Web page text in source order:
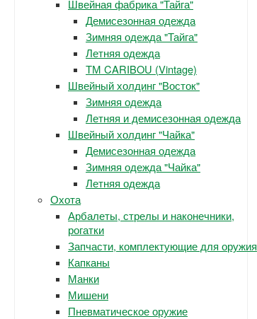
Швейная фабрика "Тайга"
Демисезонная одежда
Зимняя одежда "Тайга"
Летняя одежда
ТМ CARIBOU (Vintage)
Швейный холдинг "Восток"
Зимняя одежда
Летняя и демисезонная одежда
Швейный холдинг "Чайка"
Демисезонная одежда
Зимняя одежда "Чайка"
Летняя одежда
Охота
Арбалеты, стрелы и наконечники,
рогатки
Запчасти, комплектующие для оружия
Капканы
Манки
Мишени
Пневматическое оружие